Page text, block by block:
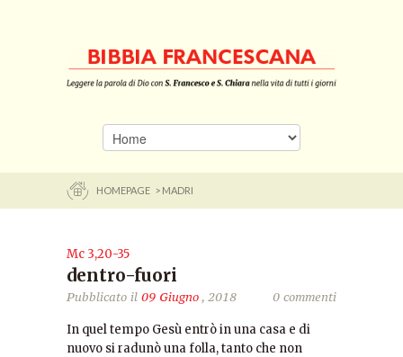
HOMEPAGE > MADRI
Mc 3,20-35
dentro-fuori
Pubblicato il 09 Giugno, 2018 0 commenti
In quel tempo Gesù entrò in una casa e di
nuovo si radunò una folla, tanto che non